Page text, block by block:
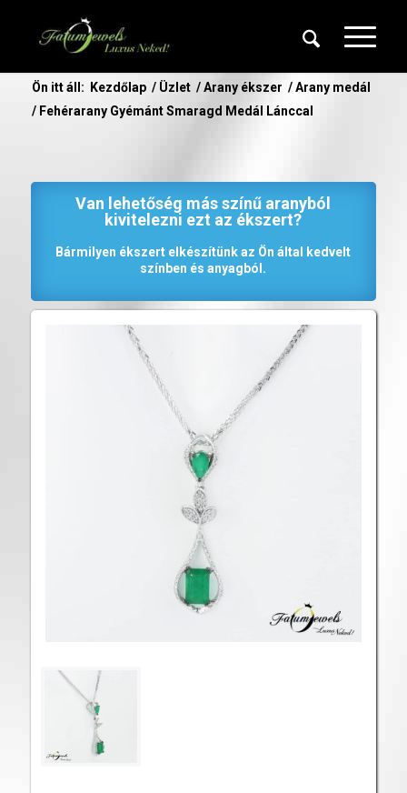
Ön itt áll: Kezdőlap / Üzlet / Arany ékszer / Arany medál
/ Fehérarany Gyémánt Smaragd Medál Lánccal
Van lehetőség más színű aranyból
kivitelezni ezt az ékszert?
Bármilyen ékszert elkészítünk az Ön által kedvelt
színben és anyagból.